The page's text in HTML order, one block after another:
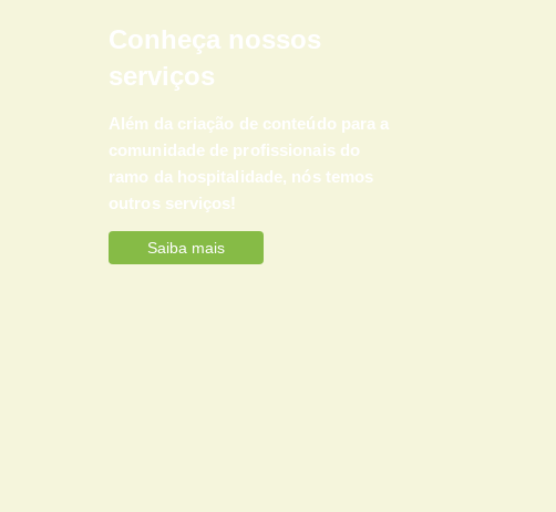
Conheça nossos
serviços
Além da criação de conteúdo para a
comunidade de profissionais do
ramo da hospitalidade, nós temos
outros serviços!
Saiba mais